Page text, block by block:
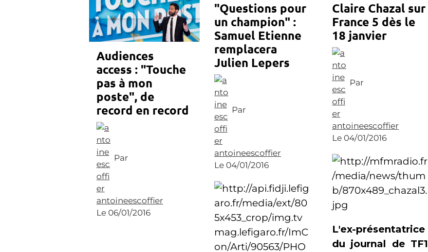
Audiences
access : "Touche
pas à mon
poste", de
record en record
Par
antoineescoffier
Le 06/01/2016
"Questions pour
un champion" :
Samuel Etienne
remplacera
Julien Lepers
Par
antoineescoffier
Le 04/01/2016
Claire Chazal sur
France 5 dès le
18 janvier
Par
antoineescoffier
Le 04/01/2016
L'ex-présentatrice
du journal de TF1